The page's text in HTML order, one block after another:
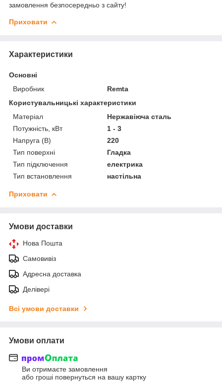
замовлення безпосередньо з сайту!
Приховати
Характеристики
Основні
Виробник
Remta
Користувальницькі характеристики
Матеріал
Нержавіюча сталь
Потужність, кВт
1 - 3
Напруга (В)
220
Тип поверхні
Гладка
Тип підключення
електрика
Тип встановлення
настільна
Приховати
Умови доставки
Нова Пошта
Самовивіз
Адресна доставка
Делівері
Всі умови доставки
Умови оплати
Ви отримаєте замовлення
або гроші повернуться на вашу картку